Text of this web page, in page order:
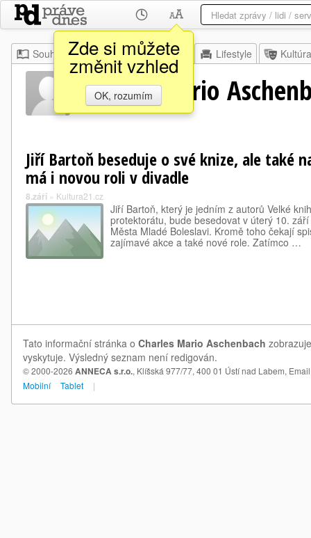
Zde si můžete
změnit vzhled
OK, rozumím
Souhrn Moje Z domova Lifestyle Kultúra
Charles Mario
Jiří Bartoň beseduje o své knize, ale také
má i novou roli v divadle
8.září » Kultura21.cz
Jiří Bartoň, který je jedním z autorů Velké
protektorátu, bude besedovat v úterý 10.
Města Mladé Boleslavi. Kromě toho čekají
zajímavé akce a také nové role. Zatímco …
Tato informační stránka o Charles Mario Aschenbach
vyskytuje. Výsledný seznam není redigován.
© 2000-2026 ANNECA s.r.o., Klíšská 977/77, 400 01 Ústí nad Labem,
Mobilní
Tablet |